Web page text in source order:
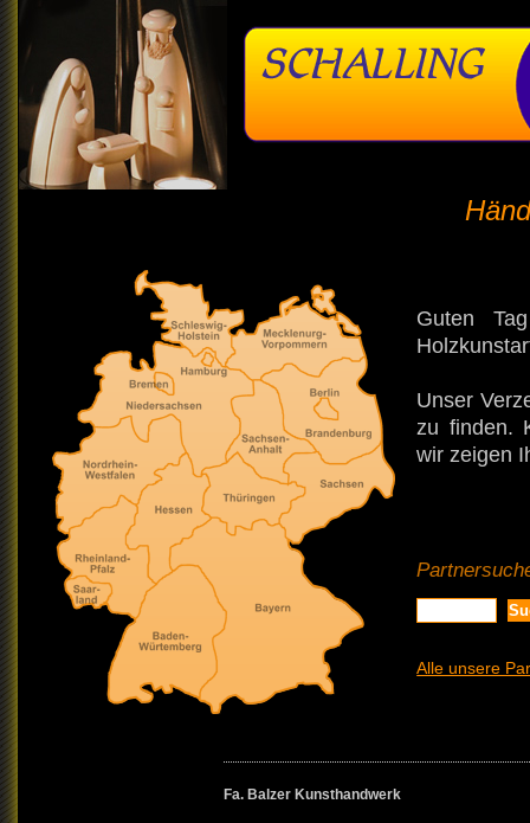
Guten
Unser
zu finden.
wir zeigen
Alle unsere
Fa. Balzer Kunsthandwerk